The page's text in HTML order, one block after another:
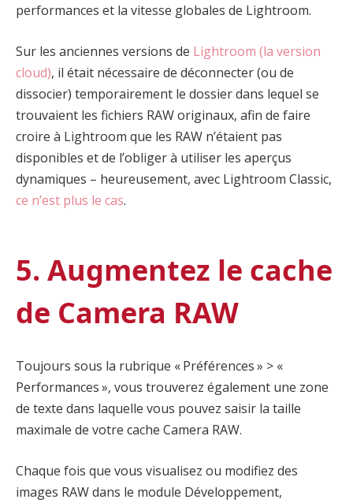
performances et la vitesse globales de Lightroom.
Sur les anciennes versions de Lightroom (la version
cloud), il était nécessaire de déconnecter (ou de
dissocier) temporairement le dossier dans lequel se
trouvaient les fichiers RAW originaux, afin de faire
croire à Lightroom que les RAW n’étaient pas
disponibles et de l’obliger à utiliser les aperçus
dynamiques – heureusement, avec Lightroom Classic,
ce n’est plus le cas.
5. Augmentez le cache
de Camera RAW
Toujours sous la rubrique « Préférences » > «
Performances », vous trouverez également une zone
de texte dans laquelle vous pouvez saisir la taille
maximale de votre cache Camera RAW.
Chaque fois que vous visualisez ou modifiez des
images RAW dans le module Développement,